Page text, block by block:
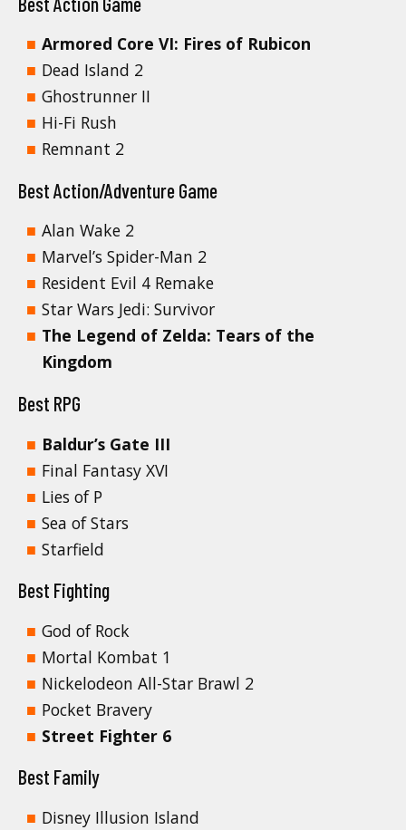
Armored Core VI: Fires of Rubicon
Dead Island 2
Ghostrunner II
Hi-Fi Rush
Remnant 2
Best Action/Adventure Game
Alan Wake 2
Marvel’s Spider-Man 2
Resident Evil 4 Remake
Star Wars Jedi: Survivor
The Legend of Zelda: Tears of the
Kingdom
Best RPG
Baldur’s Gate III
Final Fantasy XVI
Lies of P
Sea of Stars
Starfield
Best Fighting
God of Rock
Mortal Kombat 1
Nickelodeon All-Star Brawl 2
Pocket Bravery
Street Fighter 6
Best Family
Disney Illusion Island